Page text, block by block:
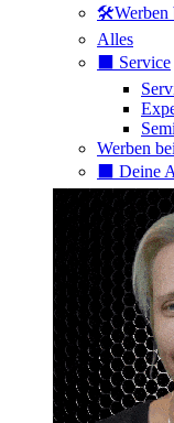
🛠️Werben
Alles
⬛️ Service
Werben
⬛️ Deine